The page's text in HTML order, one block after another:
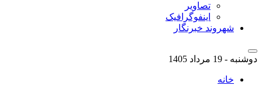
تصاویر
اینفوگرافیک
شهروند خبرنگار
دوشنبه - 19 مرداد 1405
خانه